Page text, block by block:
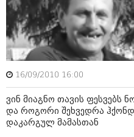
პოლიტიკა
ინტერვიუები
ამბები
საზოგადოება
ამბები
საზოგადოება
მოდი, ვილაპარაკოთ
მოდა + დიზაინი
რელიგია
16/09/2010 16:00
ვინ მიაგნო თავის ფესვებს
და როგორი შეხვედრა
დაკარგულ მამასთან